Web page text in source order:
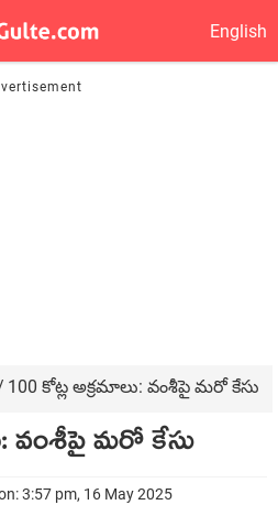
English
100 కోట్ల అక్ర‌మాలు: వంశీపై మ‌రో కేసు
వంశీపై మ‌రో కేసు
3:57 pm, 16 May 2025